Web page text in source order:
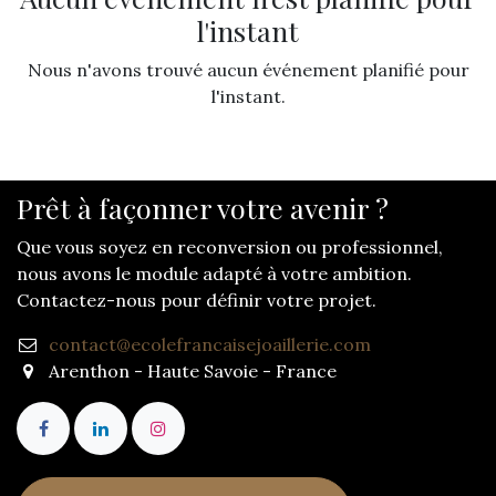
l'instant
Nous n'avons trouvé aucun événement planifié pour
l'instant.
Prêt à façonner votre avenir ?
Que vous soyez en reconversion ou professionnel,
nous avons le module adapté à votre ambition.
Contactez-nous pour définir votre projet.
contact@ecolefrancaisejoaillerie.com
Arenthon - Haute Savoie - France